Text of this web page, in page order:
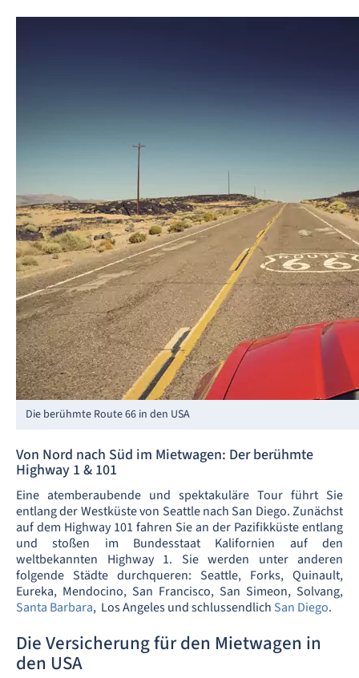
Die berühmte Route 66 in den USA
Von Nord nach Süd im Mietwagen: Der berühmte
Highway 1 & 101
Eine atemberaubende und spektakuläre Tour führt Sie
entlang der Westküste von Seattle nach San Diego. Zunächst
auf dem Highway 101 fahren Sie an der Pazifikküste entlang
und stoßen im Bundesstaat Kalifornien auf den
weltbekannten Highway 1. Sie werden unter anderen
folgende Städte durchqueren: Seattle, Forks, Quinault,
Eureka, Mendocino, San Francisco, San Simeon, Solvang,
Santa Barbara, Los Angeles und schlussendlich San Diego.
Die Versicherung für den Mietwagen in
den USA